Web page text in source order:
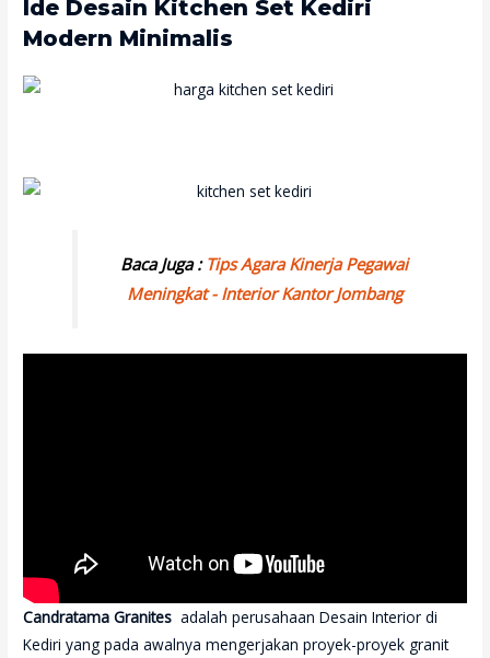
Ide Desain Kitchen Set Kediri
Modern Minimalis
Baca Juga : Tips Agara Kinerja Pegawai
Meningkat - Interior Kantor Jombang
Candratama Granites adalah perusahaan Desain Interior di
Kediri yang pada awalnya mengerjakan proyek-proyek granit